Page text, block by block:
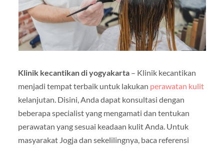
Klinik kecantikan di yogyakarta– Klinik kecantikan
menjadi tempat terbaik untuk lakukan perawatan kulit
kelanjutan. Disini, Anda dapat konsultasi dengan
beberapa specialist yang mengamati dan tentukan
perawatan yang sesuai keadaan kulit Anda. Untuk
masyarakat Jogja dan sekelilingnya, baca referensi